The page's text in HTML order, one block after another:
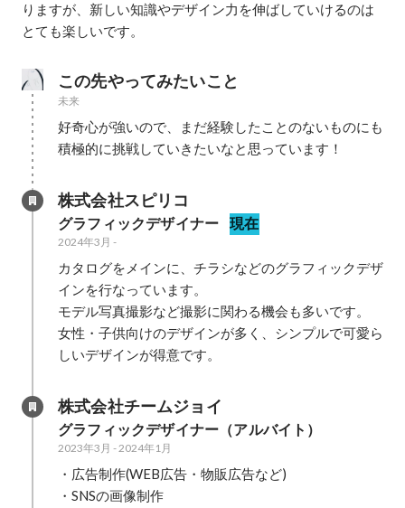
りますが、新しい知識やデザイン力を伸ばしていけるのは
とても楽しいです。
この先やってみたいこと
未来
好奇心が強いので、まだ経験したことのないものにも
積極的に挑戦していきたいなと思っています！
株式会社スピリコ
グラフィックデザイナー 現在
2024年3月 -
カタログをメインに、チラシなどのグラフィックデザ
インを行なっています。
モデル写真撮影など撮影に関わる機会も多いです。
女性・子供向けのデザインが多く、シンプルで可愛ら
しいデザインが得意です。
株式会社チームジョイ
グラフィックデザイナー（アルバイト）
2023年3月 -2024年1月
・広告制作(WEB広告・物販広告など)
・SNSの画像制作